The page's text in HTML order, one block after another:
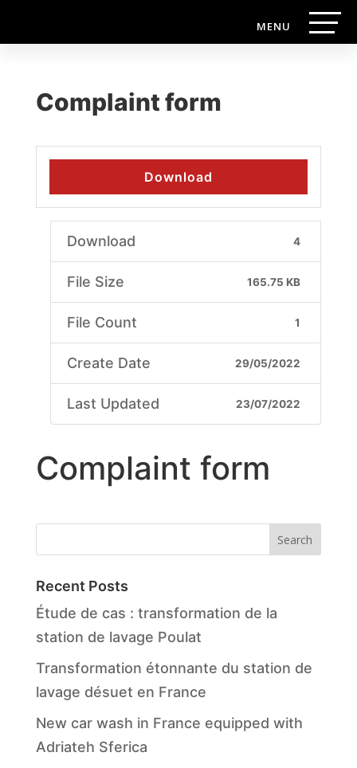
Complaint form
Download
Download 4
File Size 165.75 KB
File Count 1
Create Date 29/05/2022
Last Updated 23/07/2022
Complaint form
Search
Recent Posts
Étude de cas : transformation de la
station de lavage Poulat
Transformation étonnante du station de
lavage désuet en France
New car wash in France equipped with
Adriateh Sferica